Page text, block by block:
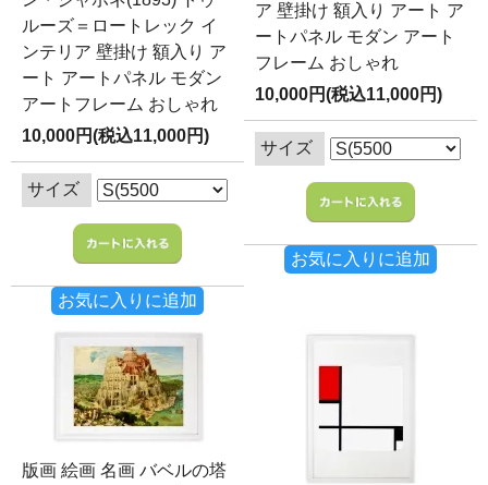
ルーズ＝ロートレック イ
ンテリア 壁掛け 額入り ア
ート アートパネル モダン
アートフレーム おしゃれ
10,000円(税込11,000円)
サイズ
お気に入りに追加
ア 壁掛け 額入り アート ア
ートパネル モダン アート
フレーム おしゃれ
10,000円(税込11,000円)
サイズ
お気に入りに追加
版画 絵画 名画 バベルの塔